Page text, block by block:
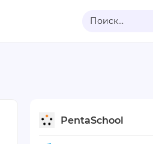
Поиск...
PentaSchool